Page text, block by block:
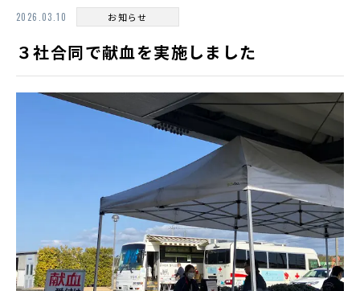
2026.03.10 お知らせ
３社合同で献血を実施しました